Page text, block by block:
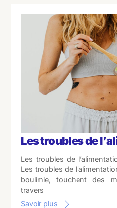
Les troubles de
Les troubles de
Les troubles de
boulimie, touchent des
travers
Savoir plus